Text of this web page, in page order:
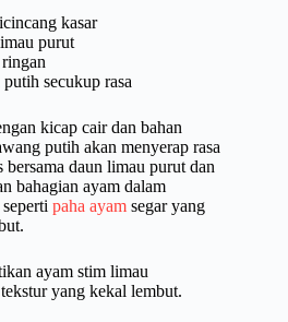
kasar
purut
secukup rasa
kicap cair dan bahan
putih akan menyerap rasa
daun limau purut dan
bahagian ayam dalam
paha ayam segar yang
ayam stim limau
yang kekal lembut.